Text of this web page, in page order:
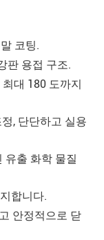
코팅.
판 용접 구조.
대 180 도까지
, 단단하고 실용
유출 화학 물질
합니다.
안정적으로 닫